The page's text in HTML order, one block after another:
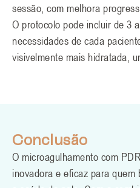
sessão, com melhora
O protocolo pode incluir de 3
necessidades de cada
visivelmente mais hidratada,
Conclusão
O microagulhamento com
inovadora e eficaz para